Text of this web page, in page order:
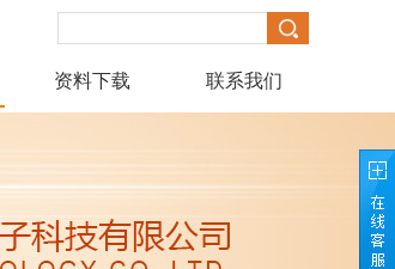
资料下载 联系我们